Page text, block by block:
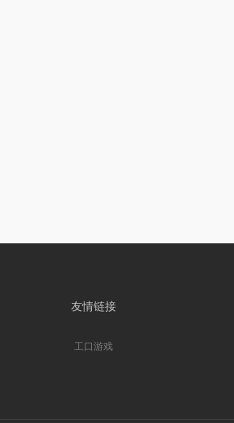
友情链接
工口游戏